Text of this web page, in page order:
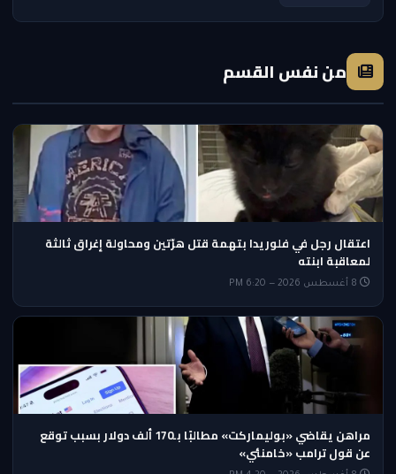
من نفس القسم
اعتقال رجل في فلوريدا بتهمة قتل هرّتين ومحاولة إغراق ثالثة
لمعاقبة ابنته
مراهن يقاضي «بوليماركت» مطالبًا بـ170 ألف دولار بسبب توقع
عن قول ترامب «خامنئي»